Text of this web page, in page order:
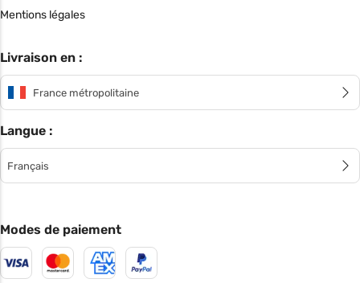
Mentions légales
Livraison en :
France métropolitaine
Langue :
Français
Modes de paiement